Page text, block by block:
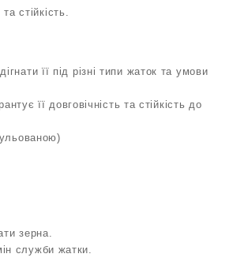
стійкість.
її під різні типи жаток та умови
її довговічність та стійкість до
зерна.
служби жатки.